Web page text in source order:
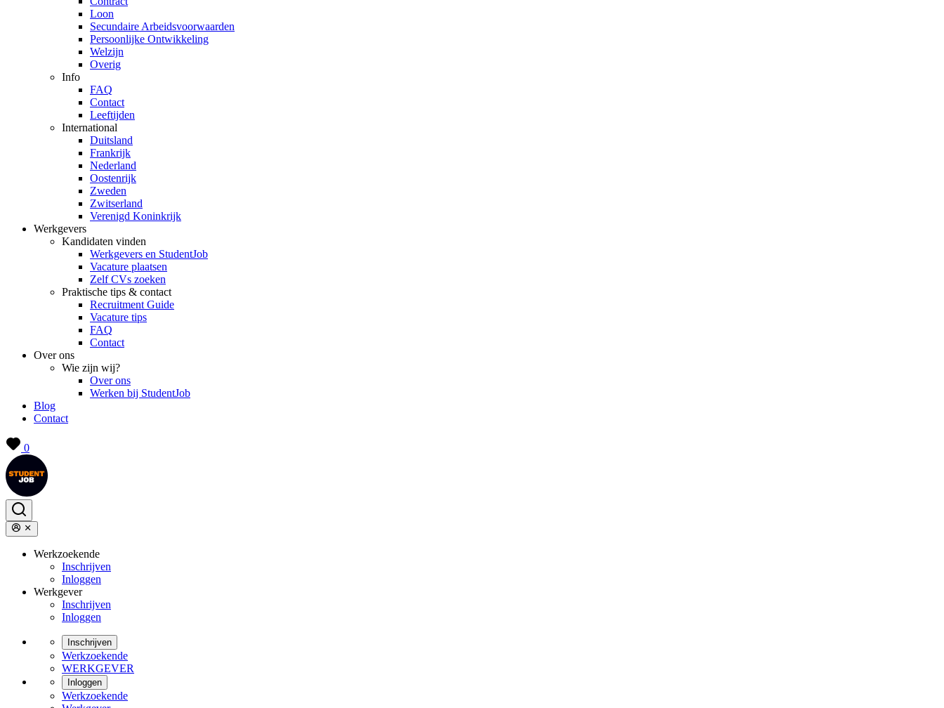
Loon
Secundaire Arbeidsvoorwaarden
Persoonlijke Ontwikkeling
Welzijn
Overig
Info
FAQ
Contact
Leeftijden
International
Duitsland
Frankrijk
Nederland
Oostenrijk
Zweden
Zwitserland
Verenigd Koninkrijk
Werkgevers
Kandidaten vinden
Werkgevers en StudentJob
Vacature plaatsen
Zelf CVs zoeken
Praktische tips & contact
Recruitment Guide
Vacature tips
FAQ
Contact
Over ons
Wie zijn wij?
Over ons
Werken bij StudentJob
Blog
Contact
0
Werkzoekende
Inschrijven
Inloggen
Werkgever
Inschrijven
Inloggen
Inschrijven
Werkzoekende
WERKGEVER
Inloggen
Werkzoekende